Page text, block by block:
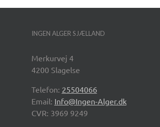
INGEN ALGER SJÆLLAND
Merkurvej 4
4200 Slagelse
Telefon: 25504066
Email: Info@Ingen-Alger.dk
CVR: 3969 9249